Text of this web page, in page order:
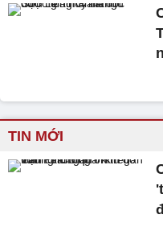
TIN MỚI